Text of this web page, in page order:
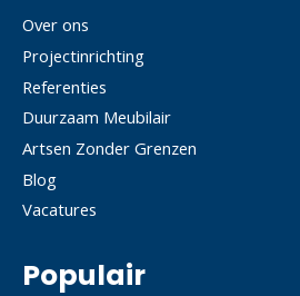
Over ons
Projectinrichting
Referenties
Duurzaam Meubilair
Artsen Zonder Grenzen
Blog
Vacatures
Populair